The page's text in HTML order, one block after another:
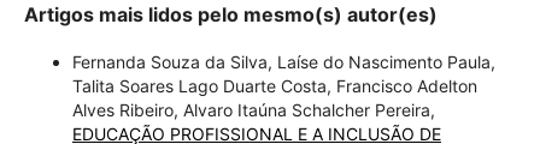
Artigos mais lidos pelo mesmo(s) autor(es)
Fernanda Souza da Silva, Laíse do Nascimento Paula,
Talita Soares Lago Duarte Costa, Francisco Adelton
Alves Ribeiro, Alvaro Itaúna Schalcher Pereira,
EDUCAÇÃO PROFISSIONAL E A INCLUSÃO DE